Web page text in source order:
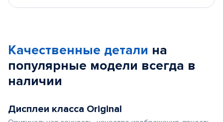
Качественные детали на
популярные модели всегда в
наличии
Дисплеи класса Original